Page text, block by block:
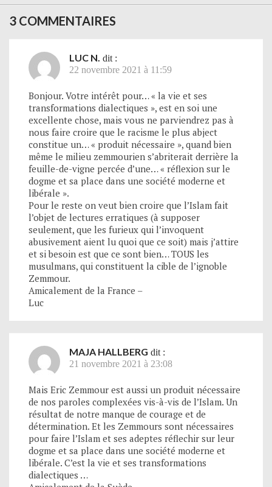
3 COMMENTAIRES
LUC N. dit :
22 novembre 2021 à 11:59
Bonjour. Votre intérêt pour… « la vie et ses
transformations dialectiques », est en soi une
excellente chose, mais vous ne parviendrez pas à
nous faire croire que le racisme le plus abject
constitue un… « produit nécessaire », quand bien
même le milieu zemmourien s’abriterait derrière la
feuille-de-vigne percée d’une… « réflexion sur le
dogme et sa place dans une société moderne et
libérale ».
Pour le reste on veut bien croire que l’Islam fait
l’objet de lectures erratiques (à supposer
seulement, que les furieux qui l’invoquent
abusivement aient lu quoi que ce soit) mais j’attire
et si besoin est que ce sont bien… TOUS les
musulmans, qui constituent la cible de l’ignoble
Zemmour.
Amicalement de la France –
Luc
MAJA HALLBERG dit :
21 novembre 2021 à 23:08
Mais Eric Zemmour est aussi un produit nécessaire
de nos paroles complexées vis-à-vis de l’Islam. Un
résultat de notre manque de courage et de
détermination. Et les Zemmours sont nécessaires
pour faire l’Islam et ses adeptes réflechir sur leur
dogme et sa place dans une société moderne et
libérale. C’est la vie et ses transformations
dialectiques …